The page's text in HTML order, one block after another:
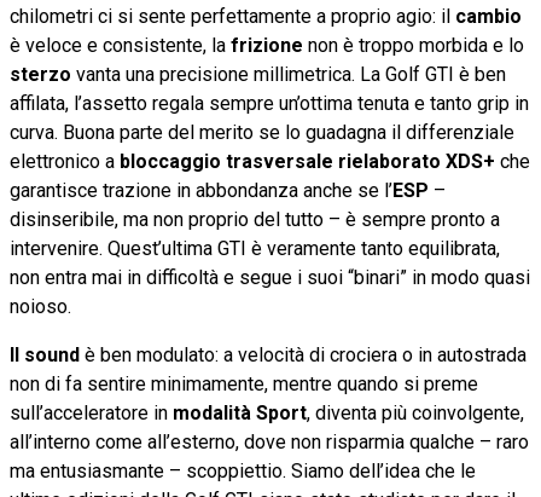
chilometri ci si sente perfettamente a proprio agio: il cambio
è veloce e consistente, la frizione non è troppo morbida e lo
sterzo vanta una precisione millimetrica. La Golf GTI è ben
affilata, l’assetto regala sempre un’ottima tenuta e tanto grip in
curva. Buona parte del merito se lo guadagna il differenziale
elettronico a bloccaggio trasversale rielaborato XDS+ che
garantisce trazione in abbondanza anche se l’ESP –
disinseribile, ma non proprio del tutto – è sempre pronto a
intervenire. Quest’ultima GTI è veramente tanto equilibrata,
non entra mai in difficoltà e segue i suoi “binari” in modo quasi
noioso.
Il sound è ben modulato: a velocità di crociera o in autostrada
non di fa sentire minimamente, mentre quando si preme
sull’acceleratore in modalità Sport, diventa più coinvolgente,
all’interno come all’esterno, dove non risparmia qualche – raro
ma entusiasmante – scoppiettio. Siamo dell’idea che le